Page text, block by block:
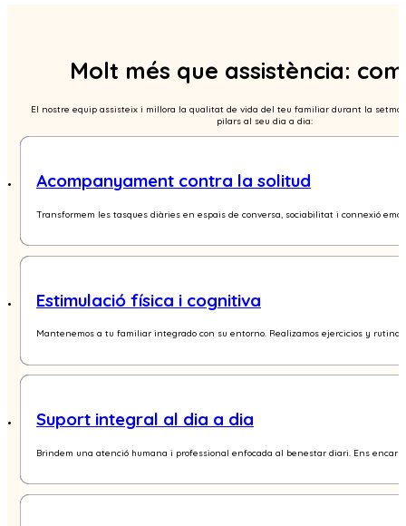
Molt més que assistència:
El nostre equip assisteix i millora la qualitat de vida del teu familiar durant la
pilars al seu dia a dia:
Acompanyament contra la solitud
Transformem les tasques diàries en espais de conversa, sociabilitat i connexió
Estimulació física i cognitiva
Mantenemos a tu familiar integrado con su entorno. Realizamos ejercicios y
Suport integral al dia a dia
Brindem una atenció humana i professional enfocada al benestar diari. Ens